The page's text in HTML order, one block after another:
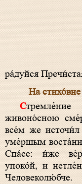
ра́дуйся
На
Стремле́ние сме́ртное и тлю́ Твое́ю
живоно́сною
все́м же
уме́ршым
Спа́се: и́же
упоко́й, и
Человеколю́бче.